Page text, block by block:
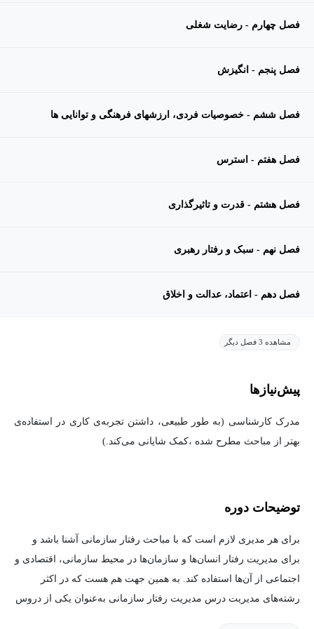
فصل چهارم - رضایت شغلی
فصل پنجم - انگیزش
فصل ششم - خصوصیات فردی، ارزشهای فرهنگی و توانایی ها
فصل هفتم - استرس
فصل هشتم - قدرت و تاثیرگذاری
فصل نهم - سبک و رفتار رهبری
فصل دهم - اعتماد، عدالت و اخلاق
مشاهده 3 فصل دیگر
پیش‌نیاز‌ها
مدرک کارشناسی (به طور طبیعی، داشتن تجربه‌ی کاری در استفاده‌ی
بهتر از مباحث مطرح شده ،کمک شایانی می‌کند.)
توضیحات دوره
برای هر مدیری لازم است که با مباحث رفتار سازمانی آشنا باشد و
برای مدیریت رفتار انسان‌ها و سازمان‌ها در محیط سازمانی، اقتصادی و
اجتماعی از آن‌ها استفاده کند. به همین جهت هم هست که در اکثر
رشته‌های مدیریت درس مدیریت رفتار سازمانی به‌عنوان یکی از دروس